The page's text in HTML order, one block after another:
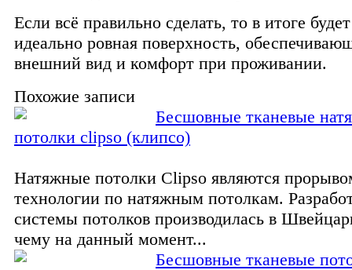
Если всё правильно сделать, то в итоге
идеально ровная поверхность,
внешний вид и комфорт при проживании.
Похожие записи
Бесшовные тканевые
потолки clipso (клипсо)
Натяжные потолки Clipso являются
технологии по натяжным потолкам.
системы потолков производилась в
чему на данный момент...
Бесшовные тканевые